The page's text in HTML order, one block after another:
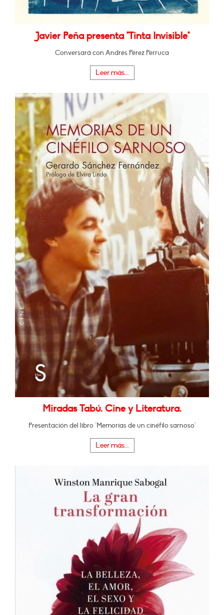
Javier Peña presenta "Tinta Invisible"
Conversará con Andrés Pérez Perruca
Leer más...
Miradas Tabú. Cine y Literatura.
Presentación del libro "Memorias de un cinéfilo sarnoso"
Leer más...